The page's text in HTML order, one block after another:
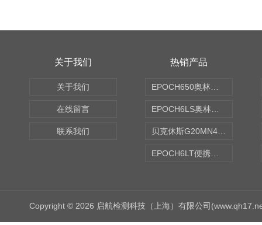
关于我们
关于我们
在线留言
联系我们
热销产品
Copyright © 2026 启航检测科技（上海）有限公司